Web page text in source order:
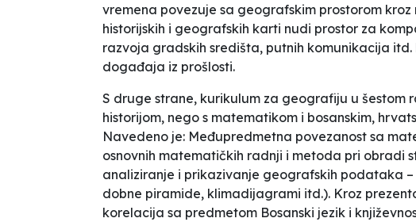
vremena povezuje sa geografskim prostorom
historijskih i geografskih karti nudi prostor za
razvoja gradskih središta, putnih komunikacija
događaja iz prošlosti.
S druge strane, kurikulum za geografiju u šestom
historijom, nego s matematikom i bosanskim,
Navedeno je: Međupredmetna povezanost sa
osnovnih matematičkih radnji i metoda pri obradi
analiziranje i prikazivanje geografskih podataka
dobne piramide, klimadijagrami itd.). Kroz
korelacija sa predmetom Bosanski jezik i